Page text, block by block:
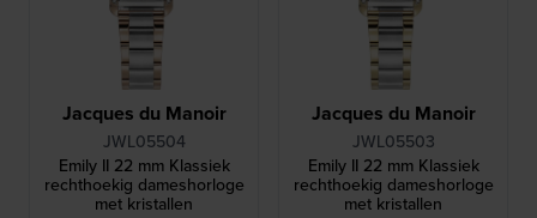
Jacques du Manoir
JWL05504
Emily II 22 mm Klassiek
rechthoekig dameshorloge
met kristallen
Jacques du Manoir
JWL05503
Emily II 22 mm Klassiek
rechthoekig dameshorloge
met kristallen